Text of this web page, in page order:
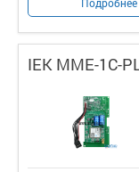
Подробнее
IEK MME-1C-